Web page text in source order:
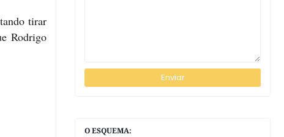
tirar
Rodrigo
O ESQUEMA: